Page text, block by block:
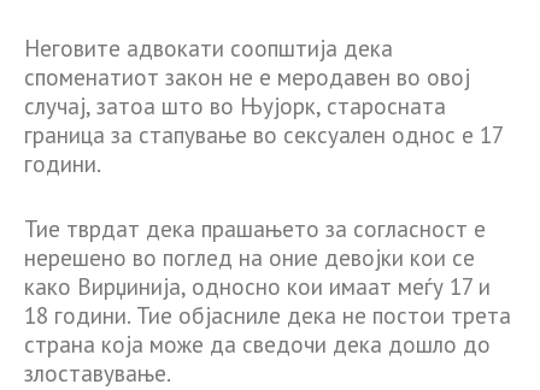
Неговите адвокати соопштија дека
споменатиот закон не е меродавен во овој
случај, затоа што во Њујорк, старосната
граница за стапување во сексуален однос е 17
години.
Тие тврдат дека прашањето за согласност е
нерешено во поглед на оние девојки кои се
како Вирџинија, односно кои имаат меѓу 17 и
18 години. Тие објасниле дека не постои трета
страна која може да сведочи дека дошло до
злоставување.